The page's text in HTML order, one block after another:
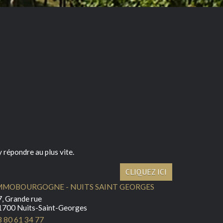
au plus vite.
CLIQUEZ ICI
- NUITS SAINT GEORGES
Grande rue
Nuits-Saint-Georges
80 61 34 77